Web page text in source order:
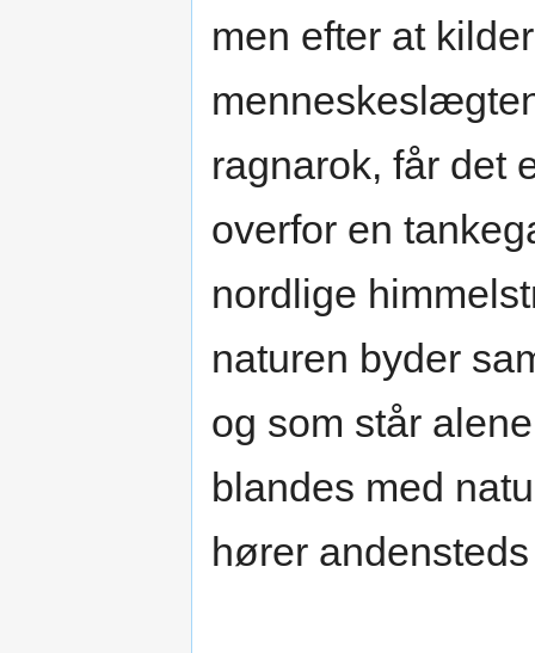
men efter at
ragnarok, får det
overfor en
nordlige
naturen byder
og som står
blandes med
hører